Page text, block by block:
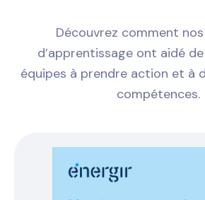
Découvrez comment
d’apprentissage ont aidé
équipes à prendre action et à
compétences.